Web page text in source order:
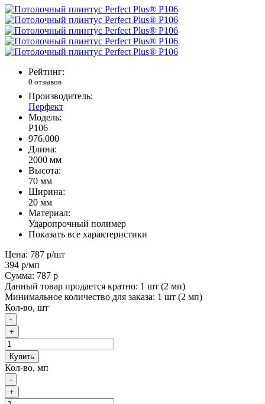
Рейтинг:
0 отзывов
Производитель:
Перфект
Модель:
P106
976.000
Длина:
2000 мм
Высота:
70 мм
Ширина:
20 мм
Материал:
Ударопрочный полимер
Показать все характеристики
Цена: 787 р/шт
394 р/мп
Сумма: 787 р
Данный товар продается кратно: 1 шт (2 мп)
Минимальное количество для заказа: 1 шт (2 мп)
Кол-во, шт
-
+
Купить
Кол-во, мп
-
+